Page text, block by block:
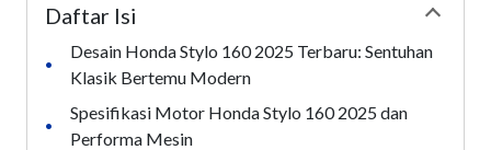
Daftar Isi
•
Desain Honda Stylo 160 2025 Terbaru: Sentuhan
Klasik Bertemu Modern
•
Spesifikasi Motor Honda Stylo 160 2025 dan
Performa Mesin